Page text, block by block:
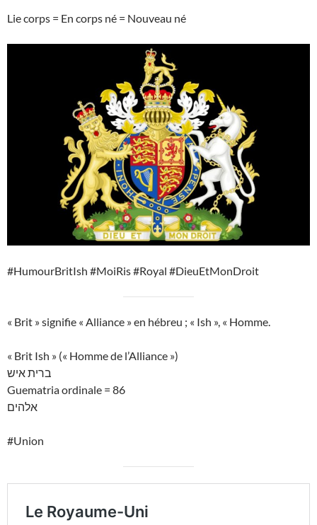
Lie corps = En corps né = Nouveau né
#HumourBritIsh #MoiRis #Royal #DieuEtMonDroit
« Brit » signifie « Alliance » en hébreu ; « Ish », « Homme.
« Brit Ish » (« Homme de l’Alliance »)
ברית איש
Guematria ordinale = 86
אלהים
#Union